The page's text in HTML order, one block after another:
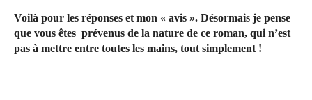
Voilà pour les réponses et mon « avis ». Désormais je pense
que vous êtes prévenus de la nature de ce roman, qui n’est
pas à mettre entre toutes les mains, tout simplement !